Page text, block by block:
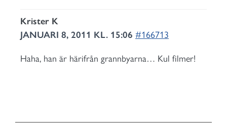
Krister K
JANUARI 8, 2011 KL. 15:06 #166713
Haha, han är härifrån grannbyarna… Kul filmer!